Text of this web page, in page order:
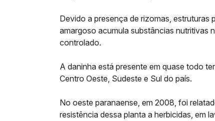
Devido a presença de rizomas, estruturas
amargoso acumula substâncias nutritivas
controlado.
A daninha está presente em quase todo
Centro Oeste, Sudeste e Sul do país.
No oeste paranaense, em 2008, foi
resistência dessa planta a herbicidas, em